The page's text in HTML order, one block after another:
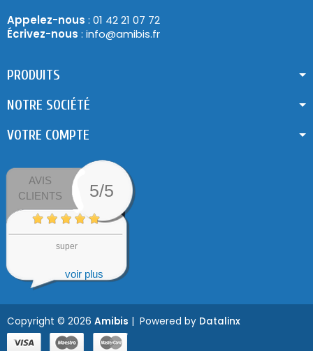
Appelez-nous : 01 42 21 07 72
Écrivez-nous : info@amibis.fr
PRODUITS
NOTRE SOCIÉTÉ
VOTRE COMPTE
AVIS
CLIENTS
5/5
super
voir plus
Copyright © 2026 Amibis | Powered by Datalinx